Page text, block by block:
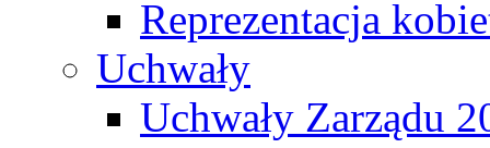
Reprezentacja
Uchwały
Uchwały Zarządu